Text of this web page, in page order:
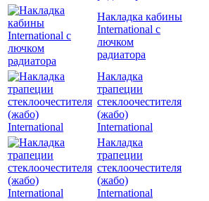
Накладка кабины
International с
лючком
радиатора
Накладка
трапеции
стеклоочестителя
(жабо)
International
Накладка
трапеции
стеклоочестителя
(жабо)
International